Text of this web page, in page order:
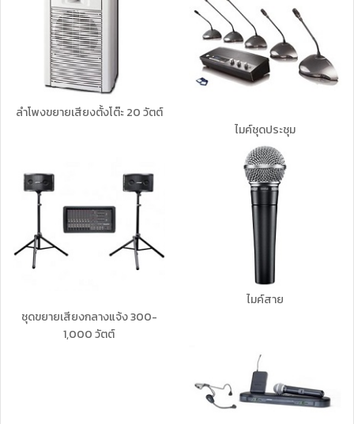
ลำโพงขยายเสียงตั้งโต๊ะ 20 วัตต์
ไมค์ชุดประชุม
ชุดขยายเสียงกลางแจ้ง 300-
1,000 วัตต์
ไมค์สาย